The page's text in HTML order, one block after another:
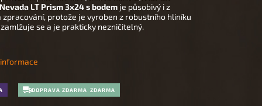
DOPRAVA ZDARMA
Nevada LT Prism 3x24 s bodemje působivý i z
zpracování, protože je vyroben z robustního hliníku
se a je prakticky nezničitelný.